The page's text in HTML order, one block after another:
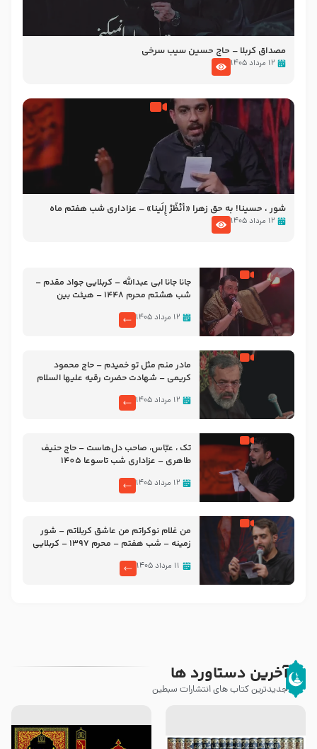
مصداق کربلا – حاج حسین سیب سرخی
۱۲ مرداد ۱۴۰۵
شور ، حسینا! به‌ حق زهرا «أُنْظُرْ إِلَینا» – عزاداری شب هفتم ماه
محرّم 1405
۱۲ مرداد ۱۴۰۵
جانا جانا ابی عبدالله – کربلایی جواد مقدم –
شب هشتم محرم 1448 – هیئت بین
۱۲ مرداد ۱۴۰۵
مادر منم مثل تو خمیدم – حاج محمود
کریمی – شهادت حضرت رقیه علیها السلام
۱۲ مرداد ۱۴۰۵
تک ، عبّاس، صاحب دل‌هاست – حاج حنیف
طاهری – عزاداری شب تاسوعا 1405
۱۲ مرداد ۱۴۰۵
من غلام نوکراتم من عاشق کربلاتم – شور
زمینه – شب هفتم – محرم 1397 – کربلایی
۱۱ مرداد ۱۴۰۵
آخرین دستاورد ها
جدیدترین کتاب های انتشارات سبطین